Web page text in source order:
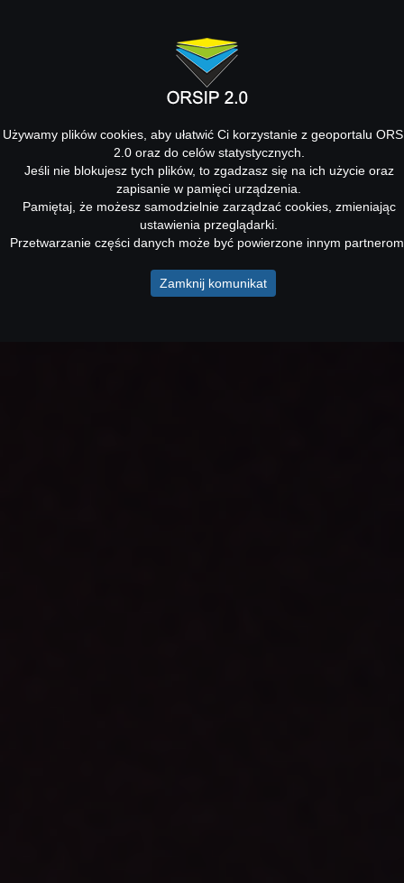
Używamy plików cookies, aby ułatwić Ci korzystanie z geoportalu
2.0 oraz do celów statystycznych.
Jeśli nie blokujesz tych plików, to zgadzasz się na ich użycie oraz
zapisanie w pamięci urządzenia.
Pamiętaj, że możesz samodzielnie zarządzać cookies, zmieniając
ustawienia przeglądarki.
Przetwarzanie części danych może być powierzone innym
Zamknij komunikat